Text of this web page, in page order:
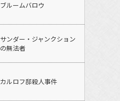
ブルームバロウ
サンダー・ジャンクション
の無法者
カルロフ邸殺人事件